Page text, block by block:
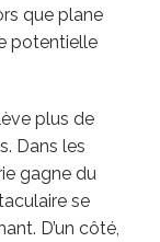
que plane
potentielle
plus de
Dans les
gagne du
se
D’un côté,